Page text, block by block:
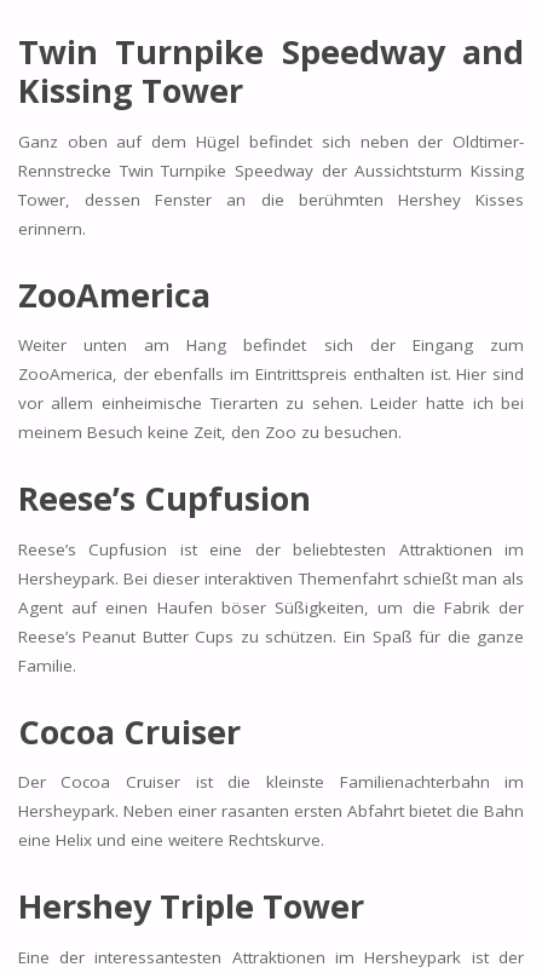
Twin Turnpike Speedway and
Kissing Tower
Ganz oben auf dem Hügel befindet sich neben der Oldtimer-
Rennstrecke Twin Turnpike Speedway der Aussichtsturm Kissing
Tower, dessen Fenster an die berühmten Hershey Kisses
erinnern.
ZooAmerica
Weiter unten am Hang befindet sich der Eingang zum
ZooAmerica, der ebenfalls im Eintrittspreis enthalten ist. Hier sind
vor allem einheimische Tierarten zu sehen. Leider hatte ich bei
meinem Besuch keine Zeit, den Zoo zu besuchen.
Reese’s Cupfusion
Reese’s Cupfusion ist eine der beliebtesten Attraktionen im
Hersheypark. Bei dieser interaktiven Themenfahrt schießt man als
Agent auf einen Haufen böser Süßigkeiten, um die Fabrik der
Reese’s Peanut Butter Cups zu schützen. Ein Spaß für die ganze
Familie.
Cocoa Cruiser
Der Cocoa Cruiser ist die kleinste Familienachterbahn im
Hersheypark. Neben einer rasanten ersten Abfahrt bietet die Bahn
eine Helix und eine weitere Rechtskurve.
Hershey Triple Tower
Eine der interessantesten Attraktionen im Hersheypark ist der